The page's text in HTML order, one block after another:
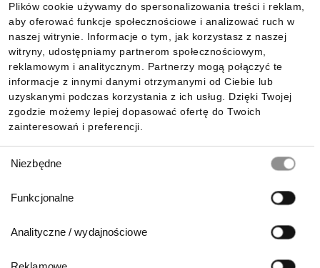
Plików cookie używamy do spersonalizowania treści i reklam,
aby oferować funkcje społecznościowe i analizować ruch w
naszej witrynie. Informacje o tym, jak korzystasz z naszej
witryny, udostępniamy partnerom społecznościowym,
reklamowym i analitycznym. Partnerzy mogą połączyć te
informacje z innymi danymi otrzymanymi od Ciebie lub
uzyskanymi podczas korzystania z ich usług. Dzięki Twojej
zgodzie możemy lepiej dopasować ofertę do Twoich
zainteresowań i preferencji.
zgody
Niezbędne
Funkcjonalne
Analityczne / wydajnościowe
Dla kupujących
Informacje
Pobierz naszą aplikację mobilną: